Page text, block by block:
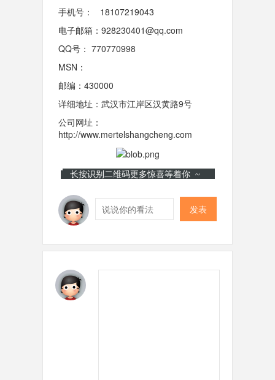
手机号： 18107219043
电子邮箱：928230401@qq.com
QQ号： 770770998
MSN：
邮编：430000
详细地址：武汉市江岸区汉黄路9号
公司网址：
http://www.mertelshangcheng.com
长按识别二维码更多惊喜等着你 ~
发表